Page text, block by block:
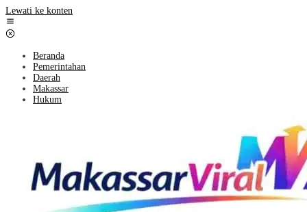
Lewati ke konten
Beranda
Pemerintahan
Daerah
Makassar
Hukum